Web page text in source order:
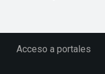
Acceso a portales